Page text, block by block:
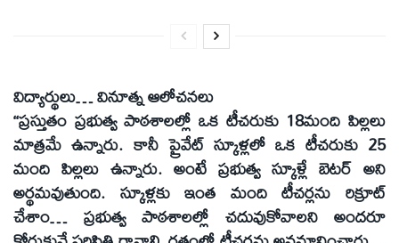
విద్యార్థులు… వినూత్న ఆలోచనలు
‘‘ప్రస్తుతం ప్రభుత్వ పాఠశాలల్లో ఒక టీచరుకు 18మంది పిల్లలు
మాత్రమే ఉన్నారు. కానీ ప్రైవేట్‌ స్కూళ్లలో ఒక టీచరుకు 25
మంది పిల్లలు ఉన్నారు. అంటే ప్రభుత్వ స్కూళ్లే బెటర్‌ అని
అర్థమవుతుంది. స్కూళ్లకు ఇంత మంది టీచర్లను రిక్రూట్‌
చేశాం… ప్రభుత్వ పాఠశాలల్లో చదువుకోవాలని అందరూ